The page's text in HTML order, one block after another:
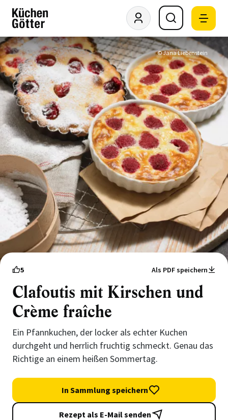
© Jana Liebenstein
5 Als PDF speichern
Clafoutis mit Kirschen und
Crème fraîche
Ein Pfannkuchen, der locker als echter Kuchen
durchgeht und herrlich fruchtig schmeckt. Genau das
Richtige an einem heißen Sommertag.
In Sammlung speichern
Rezept als E-Mail senden